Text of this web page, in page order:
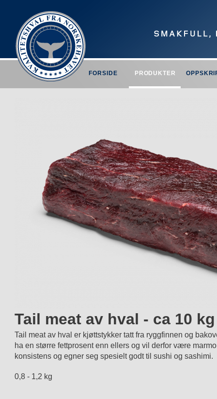
FORSIDE PRODUKTER
Tail meat av hval - ca 10 kg
Tail meat av hval er kjøttstykker tatt fra ryggfinnen og
ha en større fettprosent enn ellers og vil derfor være
konsistens og egner seg spesielt godt til sushi og sashimi.
0,8 - 1,2 kg